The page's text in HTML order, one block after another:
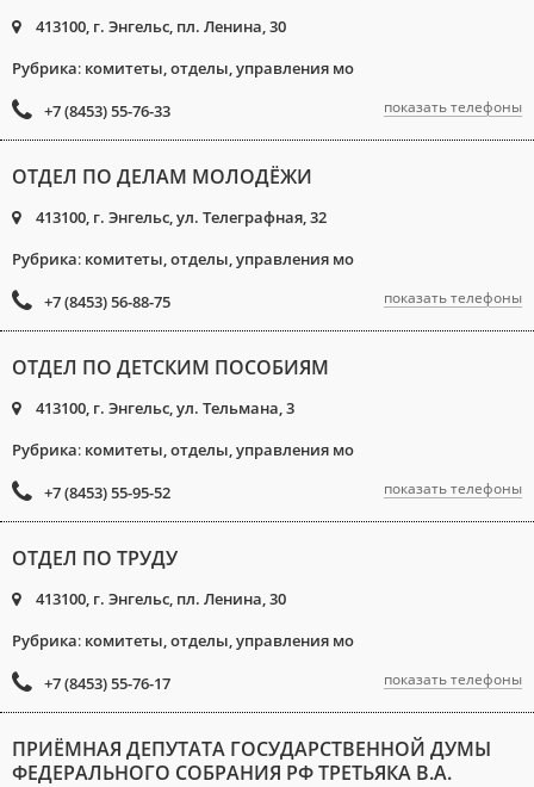
413100, г. Энгельс, пл. Ленина, 30
Рубрика: комитеты, отделы, управления мо
+7 (8453) 55-76-33
показать телефоны
ОТДЕЛ ПО ДЕЛАМ МОЛОДЁЖИ
413100, г. Энгельс, ул. Телеграфная, 32
Рубрика: комитеты, отделы, управления мо
+7 (8453) 56-88-75
показать телефоны
ОТДЕЛ ПО ДЕТСКИМ ПОСОБИЯМ
413100, г. Энгельс, ул. Тельмана, 3
Рубрика: комитеты, отделы, управления мо
+7 (8453) 55-95-52
показать телефоны
ОТДЕЛ ПО ТРУДУ
413100, г. Энгельс, пл. Ленина, 30
Рубрика: комитеты, отделы, управления мо
+7 (8453) 55-76-17
показать телефоны
ПРИЁМНАЯ ДЕПУТАТА ГОСУДАРСТВЕННОЙ ДУМЫ
ФЕДЕРАЛЬНОГО СОБРАНИЯ РФ ТРЕТЬЯКА В.А.